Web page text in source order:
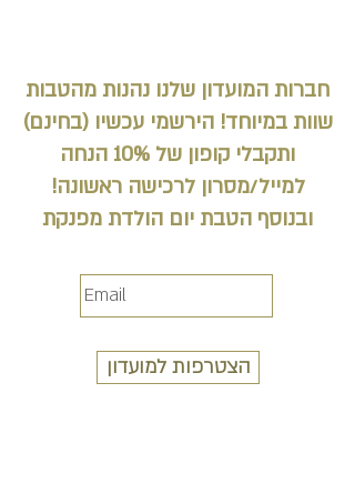
חברות המועדון שלנו נהנות מהטבות
שוות במיוחד! הירשמי עכשיו (בחינם)
ותקבלי קופון של 10% הנחה
למייל/מסרון לרכישה ראשונה!
ובנוסף הטבת יום הולדת מפנקת
הצטרפות למועדון